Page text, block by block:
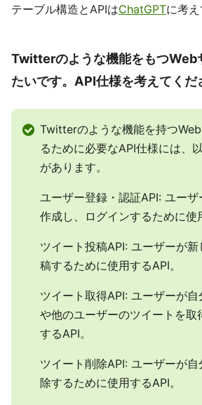
テーブル構造とAPIはChatGPTに考え
Twitterのような機能をもつWeb
たいです。API仕様を考えてくだ
Twitterのような機能を持つ
るために必要なAPI仕様には、
があります。
ユーザー登録・認証API: ユー
作成し、ログインするために使
ツイート投稿API: ユーザーが
稿するために使用するAPI。
ツイート取得API: ユーザーが
や他のユーザーのツイートを取
するAPI。
ツイート削除API: ユーザーが
除するために使用するAPI。